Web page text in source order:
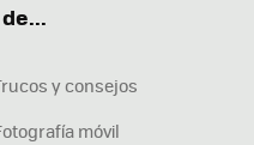
y consejos
móvil